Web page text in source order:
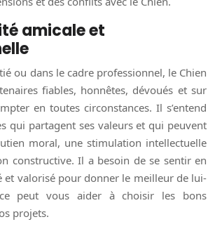
amicale et
ou dans le cadre professionnel, le Chien
fiables, honnêtes, dévoués et sur
en toutes circonstances. Il s’entend
qui partagent ses valeurs et qui peuvent
moral, une stimulation intellectuelle
constructive. Il a besoin de se sentir en
et valorisé pour donner le meilleur de lui-
peut vous aider à choisir les bons
projets.